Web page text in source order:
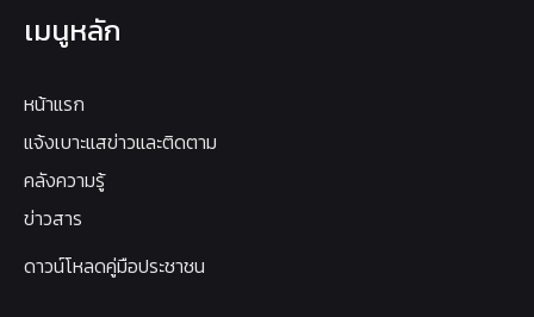
เมนูหลัก
หน้าแรก
แจ้งเบาะแสข่าวและติดตาม
คลังความรู้
ข่าวสาร
ดาวน์โหลดคู่มือประชาชน